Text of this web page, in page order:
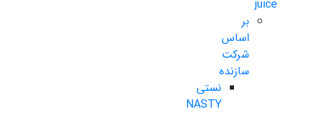
juice
بر
اساس
شرکت
سازنده
نستی
NASTY